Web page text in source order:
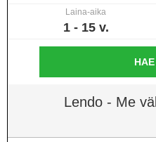
Laina-aika
1 - 15 v.
Lendo - Me